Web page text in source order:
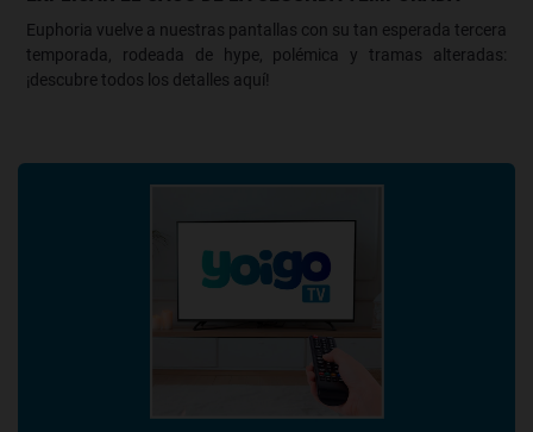
Euphoria vuelve a nuestras pantallas con su tan esperada tercera
temporada, rodeada de hype, polémica y tramas alteradas:
¡descubre todos los detalles aquí!